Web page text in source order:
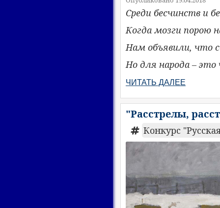
Среди бесчинств и
Когда мозги порою
Нам объявили, что
Но для народа – это
ЧИТАТЬ ДАЛЕЕ
"Расстрелы,
Конкурс